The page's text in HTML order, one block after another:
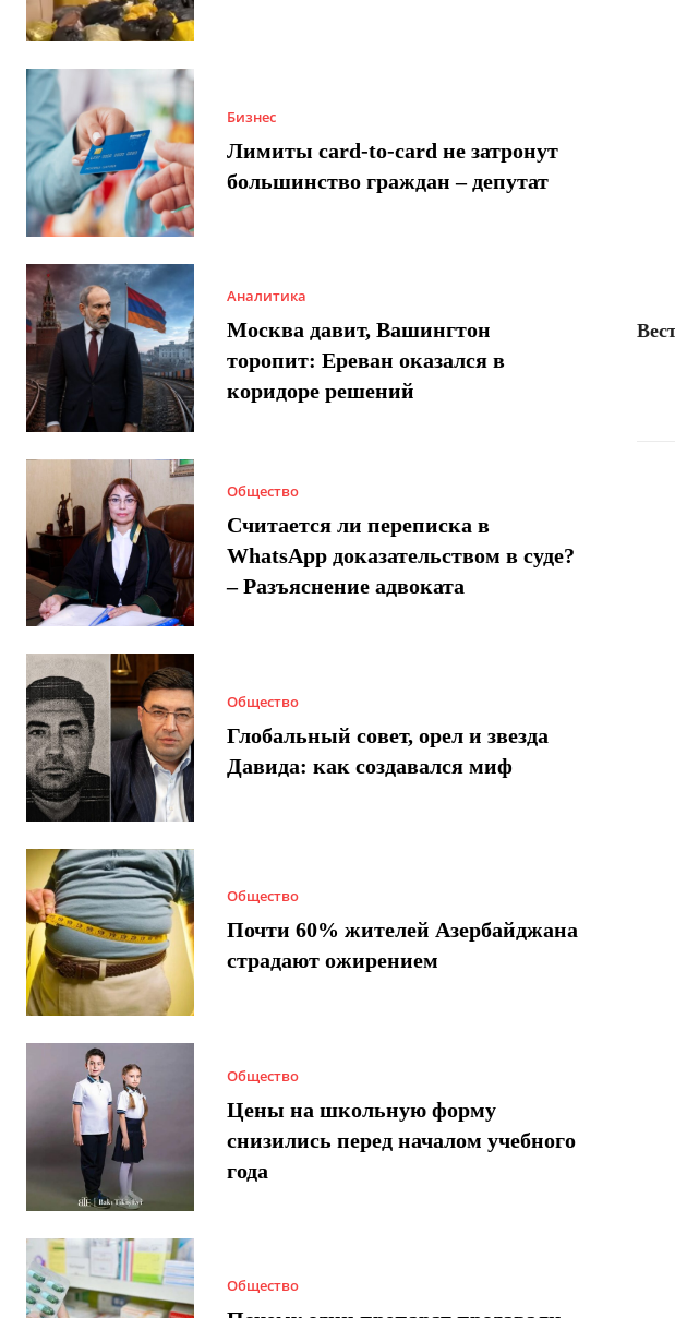
Бизнес
Лимиты card-to-card не затронут
большинство граждан – депутат
Аналитика
Москва давит, Вашингтон
торопит: Ереван оказался в
коридоре решений
Общество
Считается ли переписка в
WhatsApp доказательством в суде?
– Разъяснение адвоката
Общество
Глобальный совет, орел и звезда
Давида: как создавался миф
Общество
Почти 60% жителей Азербайджана
страдают ожирением
Общество
Цены на школьную форму
снизились перед началом учебного
года
Общество